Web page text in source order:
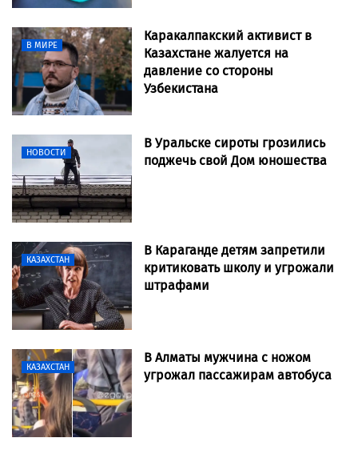
В МИРЕ
Каракалпакский активист в
Казахстане жалуется на
давление со стороны
Узбекистана
НОВОСТИ
В Уральске сироты грозились
поджечь свой Дом юношества
КАЗАХСТАН
В Караганде детям запретили
критиковать школу и угрожали
штрафами
КАЗАХСТАН
В Алматы мужчина с ножом
угрожал пассажирам автобуса